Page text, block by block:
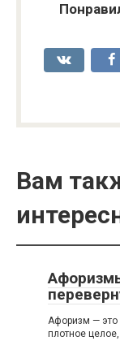
Вам
Афоризм — это
плотное